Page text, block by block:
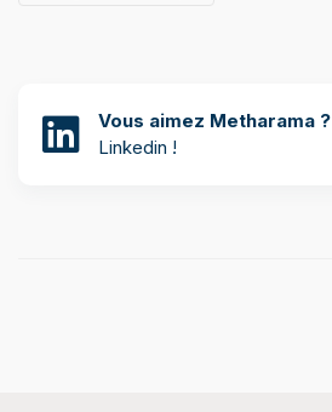
Vous aimez Metharama ?
Linkedin !